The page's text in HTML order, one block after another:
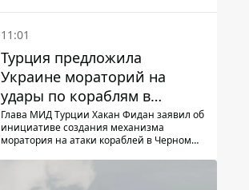
11:01
Турция предложила
Украине мораторий на
удары по кораблям в
Черном море
Глава МИД Турции Хакан Фидан заявил об
инициативе создания механизма
моратория на атаки кораблей в Черном